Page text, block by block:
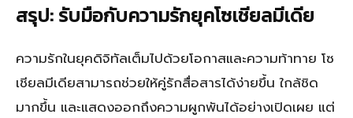
สรุป: รับมือกับความรักยุคโซเชียลมีเดีย
ความรักในยุคดิจิทัลเต็มไปด้วยโอกาสและความท้าทาย โซ
เชียลมีเดียสามารถช่วยให้คู่รักสื่อสารได้ง่ายขึ้น ใกล้ชิด
มากขึ้น และแสดงออกถึงความผูกพันได้อย่างเปิดเผย แต่